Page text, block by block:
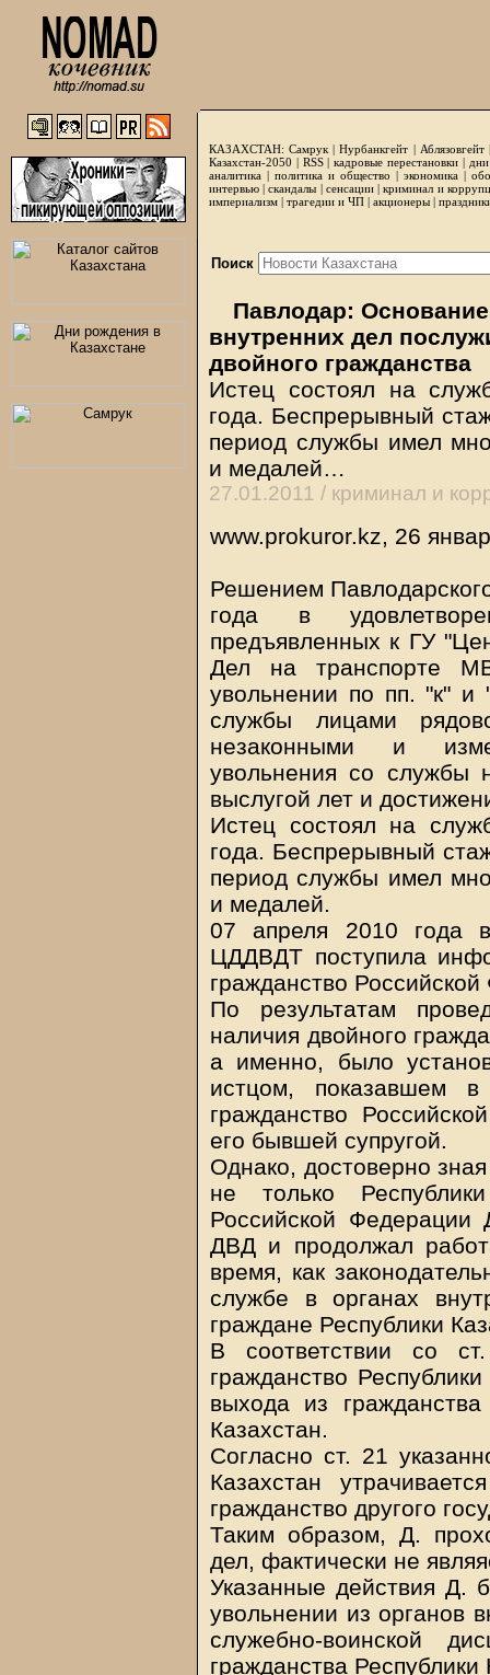
КАЗАХСТАН: Самрук |Нурбанкгейт | Аблязовгейт
Казахстан-2050 | RSS|кадровые перестановки|
аналитика | политика и общество | экономика |
интервью |скандалы | сенсации|криминал и
империализм | трагедии и ЧП | акционеры |
Поиск
Павлодар:
внутренних дел
двойного гражданства
Истец состоял на
года. Беспрерывный
период службы имел
и медалей…
27.01.2011 / криминал и
www.prokuror.kz, 26
Решением
года в
предъявленных к ГУ
Дел на транспорте
увольнении по пп. "к"
службы лицами
незаконными и
увольнения со службы
выслугой лет и
Истец состоял на
года. Беспрерывный
период службы имел
и медалей.
07 апреля 2010 года в
ЦДДВДТ поступила
гражданство
По результатам
наличия двойного
а именно, было
истцом, показавшем
гражданство
его бывшей супругой.
Однако, достоверно
не только
Российской Федерации
ДВД и продолжал
время, как
службе в органах
граждане Республики
В соответствии со
гражданство
выхода из
Казахстан.
Согласно ст. 21
Казахстан
гражданство другого
Таким образом, Д.
дел, фактически не
Указанные действия Д.
увольнении из органов
служебно-воинской
гражданства Республики